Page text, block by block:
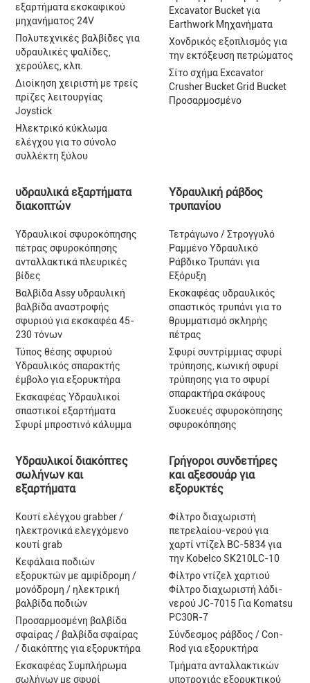
εξαρτήματα εκσκαφικού
μηχανήματος 24V
Πολυτεχνικές βαλβίδες για
υδραυλικές ψαλίδες,
χερούλες, κλπ.
Διοίκηση χειριστή με τρείς
πρίζες λειτουργίας
Joystick
Ηλεκτρικό κύκλωμα
ελέγχου για το σύνολο
συλλέκτη ξύλου
Excavator Bucket για
Earthwork Μηχανήματα
Χονδρικός εξοπλισμός για
την εκτόξευση πετρώματος
Σίτο σχήμα Excavator
Crusher Bucket Grid Bucket
Προσαρμοσμένο
υδραυλικά εξαρτήματα
διακοπτών
Υδραυλικοί σφυροκόπησης
πέτρας σφυροκόπησης
ανταλλακτικά πλευρικές
βίδες
Βαλβίδα Assy υδραυλική
βαλβίδα αναστροφής
σφυριού για εκσκαφέα 45-
230 τόνων
Τύπος θέσης σφυριού
Υδραυλικός σπαρακτής
έμβολο για εξορυκτήρα
Εκσκαφέας Υδραυλικοί
σπαστικοί εξαρτήματα
Σφυρί μπροστινό κάλυμμα
Υδραυλική ράβδος
τρυπανίου
Τετράγωνο / Στρογγυλό
Ραμμένο Υδραυλικό
Ράβδικο Τρυπάνι για
Εξόρυξη
Εκσκαφέας υδραυλικός
σπαστικός τρυπάνι για το
θρυμματισμό σκληρής
πέτρας
Σφυρί συντρίμμιας σφυρί
τρύπησης, κωνική σφυρί
τρύπησης για το σφυρί
σπαρακτήρα σκάφους
Συσκευές σφυροκόπησης
σφυροκόπησης
Υδραυλικοί διακόπτες
σωλήνων και
εξαρτήματα
Κουτί ελέγχου grabber /
ηλεκτρονικά ελεγχόμενο
κουτί grab
Κεφάλαια ποδιών
εξορυκτών με αμφίδρομη /
μονόδρομη / ηλεκτρική
βαλβίδα ποδιών
Προσαρμοσμένη βαλβίδα
σφαίρας / βαλβίδα σφαίρας
/ διακόπτης για εξορυκτήρα
Εκσκαφέας Συμπλήρωμα
σωλήνων με σφυρί
Γρήγοροι συνδετήρες
και αξεσουάρ για
εξορυκτές
Φίλτρο διαχωριστή
πετρελαίου-νερού για
χαρτί ντίζελ BC-5834 για
την Kobelco SK210LC-10
Φίλτρο ντίζελ χαρτιού
Φίλτρο διαχωριστή λάδι-
νερού JC-7015 Για Komatsu
PC30R-7
Σύνδεσμος ράβδος / Con-
Rod για εξορυκτήρα
Τμήματα ανταλλακτικών
υποτροχιάς εξορυκτικού